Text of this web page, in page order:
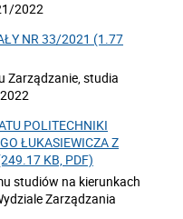
2022
NR 33/2021 (1.77
Zarządzanie, studia
POLITECHNIKI
ŁUKASIEWICZA Z
KB, PDF)
studiów na kierunkach
Zarządzania